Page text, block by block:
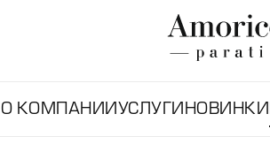
О КОМПАНИИ УСЛУГИ НОВИНКИ